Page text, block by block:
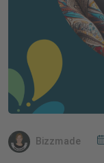
Bizzmade